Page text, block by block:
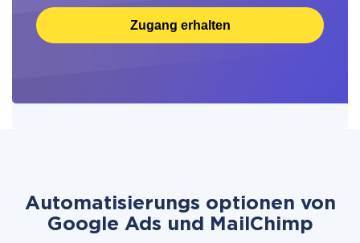
Zugang erhalten
Automatisierungs optionen von
Google Ads und MailChimp